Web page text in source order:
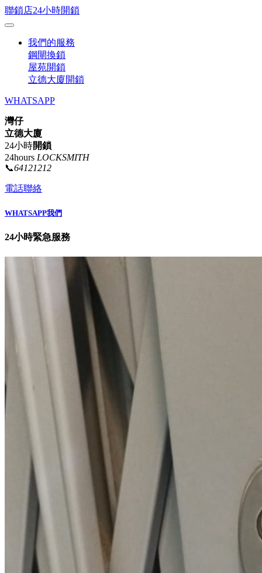
聯鎖店24小時開鎖
我們的服務
鋼閘換鎖
屋苑開鎖
立德大廈開鎖
WHATSAPP
灣仔
立德大廈
24小時開鎖
24hours LOCKSMITH
📞64121212
電話聯絡
WHATSAPP我們
24小時緊急服務